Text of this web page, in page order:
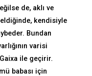
de, aklı ve
kendisiyle
Bundan
varisi
ile geçirir.
babası için